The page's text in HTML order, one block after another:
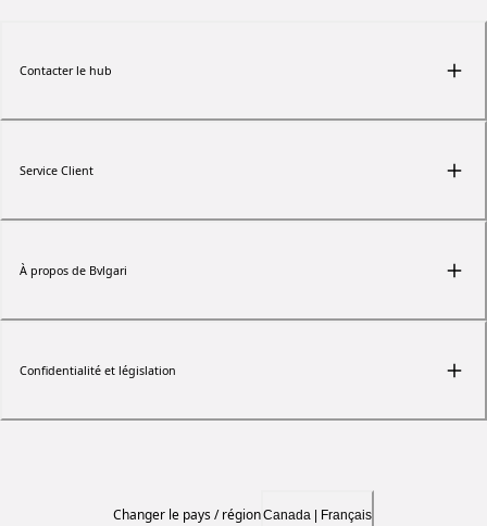
Contacter le hub
Service Client
À propos de Bvlgari
Confidentialité et législation
Changer le pays / régionCanada | Français